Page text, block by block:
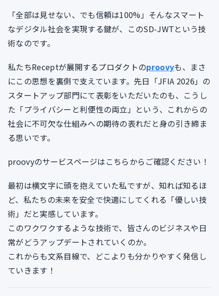
「全部は見せない、でも信頼は100%」そんなスマート
なデジタル社会を実現する鍵が、このSD-JWTという技
術なのです。
私たちReceptが展開するプロダクトのproovyも、まさ
にこの思想を裏側で支えています。先日「JFIA 2026」の
スタートアップ部門にて表彰をいただいたのも、こうし
た「プライバシーと利便性の両立」という、これからの
社会に不可欠な仕組みへの期待の表れだと身の引き締ま
る思いです。
proovyのサービスページはこちらからご確認ください！
最初は横文字に頭を抱えていた私ですが、知れば知るほ
ど、私たちの未来を安全で快適にしてくれる「優しい技
術」だと実感しています。
このワクワクするような技術で、皆さんのビジネスや日
常がどうアップデートされていくのか。
これからも文系目線で、どこよりも分かりやすく発信し
ていきます！